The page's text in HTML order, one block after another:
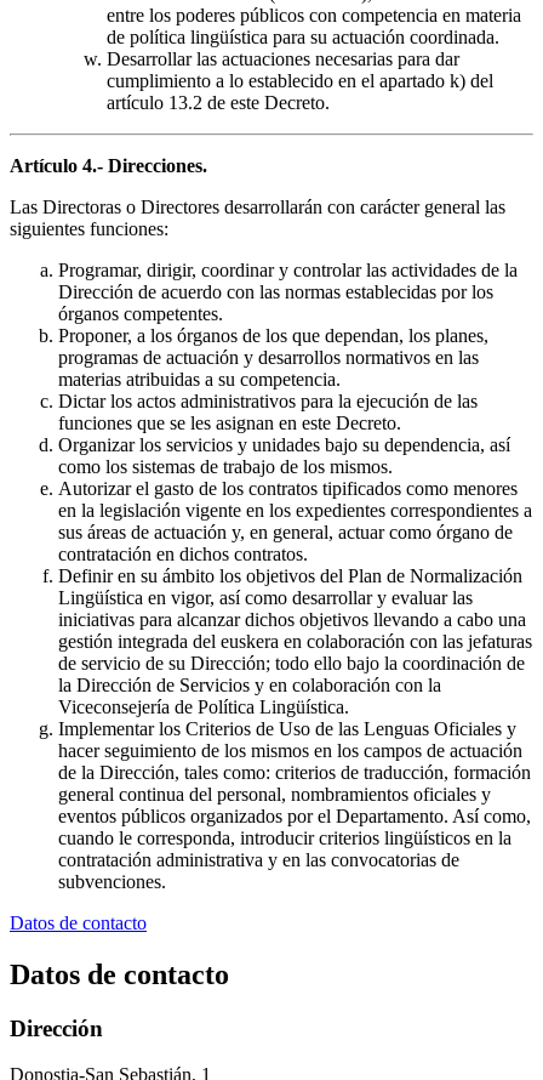
entre los poderes públicos con competencia en materia
de política lingüística para su actuación coordinada.
Desarrollar las actuaciones necesarias para dar
cumplimiento a lo establecido en el apartado k) del
artículo 13.2 de este Decreto.
Artículo 4.- Direcciones.
Las Directoras o Directores desarrollarán con carácter general las
siguientes funciones:
Programar, dirigir, coordinar y controlar las actividades de la
Dirección de acuerdo con las normas establecidas por los
órganos competentes.
Proponer, a los órganos de los que dependan, los planes,
programas de actuación y desarrollos normativos en las
materias atribuidas a su competencia.
Dictar los actos administrativos para la ejecución de las
funciones que se les asignan en este Decreto.
Organizar los servicios y unidades bajo su dependencia, así
como los sistemas de trabajo de los mismos.
Autorizar el gasto de los contratos tipificados como menores
en la legislación vigente en los expedientes correspondientes a
sus áreas de actuación y, en general, actuar como órgano de
contratación en dichos contratos.
Definir en su ámbito los objetivos del Plan de Normalización
Lingüística en vigor, así como desarrollar y evaluar las
iniciativas para alcanzar dichos objetivos llevando a cabo una
gestión integrada del euskera en colaboración con las jefaturas
de servicio de su Dirección; todo ello bajo la coordinación de
la Dirección de Servicios y en colaboración con la
Viceconsejería de Política Lingüística.
Implementar los Criterios de Uso de las Lenguas Oficiales y
hacer seguimiento de los mismos en los campos de actuación
de la Dirección, tales como: criterios de traducción, formación
general continua del personal, nombramientos oficiales y
eventos públicos organizados por el Departamento. Así como,
cuando le corresponda, introducir criterios lingüísticos en la
contratación administrativa y en las convocatorias de
subvenciones.
Datos de contacto
Datos de contacto
Dirección
Donostia-San Sebastián, 1